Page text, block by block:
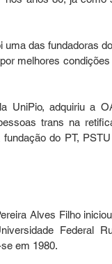
das fundadoras
melhores
UniPio, adquiriu a
trans na
do PT,
Alves Filho
Federal
em 1980.